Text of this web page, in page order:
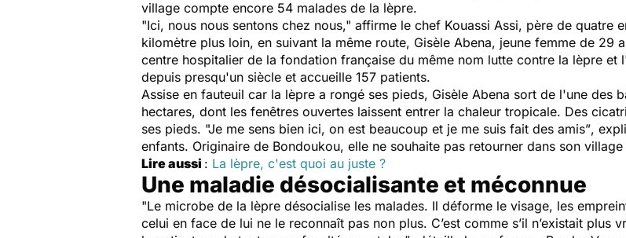
village compte encore 54 malades de la lèpre.
"Ici, nous nous sentons chez nous," affirme le chef Kouassi Assi, père de quatre
kilomètre plus loin, en suivant la même route, Gisèle Abena, jeune femme de 29
centre hospitalier de la fondation française du même nom lutte contre la lèpre
depuis presqu'un siècle et accueille 157 patients.
Assise en fauteuil car la lèpre a rongé ses pieds, Gisèle Abena sort de l'une des
hectares, dont les fenêtres ouvertes laissent entrer la chaleur tropicale. Des
ses pieds. "Je me sens bien ici, on est beaucoup et je me suis fait des amis”,
enfants. Originaire de Bondoukou, elle ne souhaite pas retourner dans son
Lire aussi : La lèpre, c'est quoi au juste ?
Une maladie désocialisante et méconnue
"Le microbe de la lèpre désocialise les malades. Il déforme le visage, les
celui en face de lui ne le reconnaît pas non plus. C’est comme s’il n’existait plus